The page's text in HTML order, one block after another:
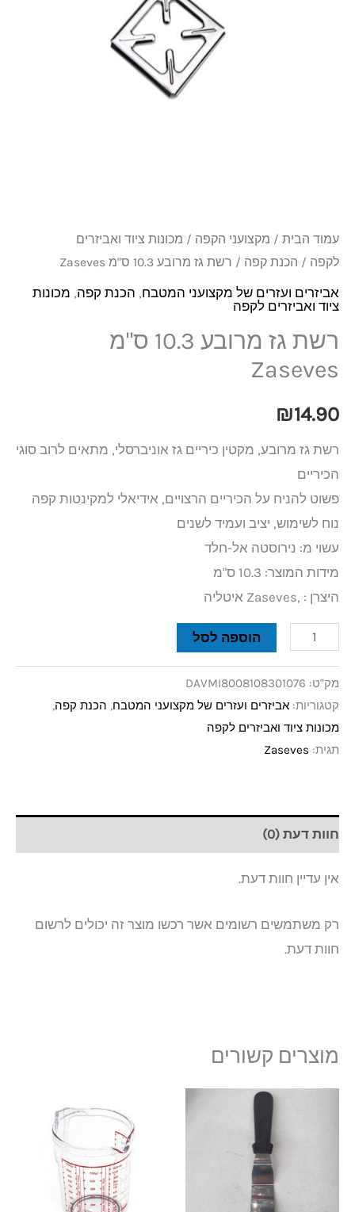
עמוד הבית / מקצועני הקפה / מכונות ציוד ואביזרים
לקפה / הכנת קפה / רשת גז מרובע 10.3 ס"מ Zaseves
אביזרים ועזרים של מקצועני המטבח, הכנת קפה, מכונות
ציוד ואביזרים לקפה
רשת גז מרובע 10.3 ס"מ
Zaseves
₪14.90
רשת גז מרובע, מקטין כיריים גז אוניברסלי, מתאים לרוב סוגי
הכיריים
פשוט להניח על הכיריים הרצויים, אידיאלי למקינטות קפה
נוח לשימוש, יציב ועמיד לשנים
עשוי מ: נירוסטה אל-חלד
מידות המוצר: 10.3 ס"מ
היצרן : ,Zaseves איטליה
הוספה לסל
מק"ט: DAVMI8008108301076
קטגוריות: אביזרים ועזרים של מקצועני המטבח, הכנת קפה,
מכונות ציוד ואביזרים לקפה
תגית: Zaseves
חוות דעת (0)
אין עדיין חוות דעת.
רק משתמשים רשומים אשר רכשו מוצר זה יכולים לרשום
חוות דעת.
מוצרים קשורים